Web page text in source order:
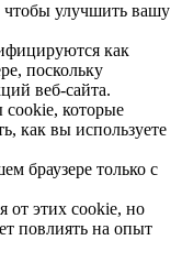
чтобы улучшить вашу
как
поскольку
веб-сайта.
которые
как вы используете
браузере только с
от этих cookie, но
повлиять на опыт